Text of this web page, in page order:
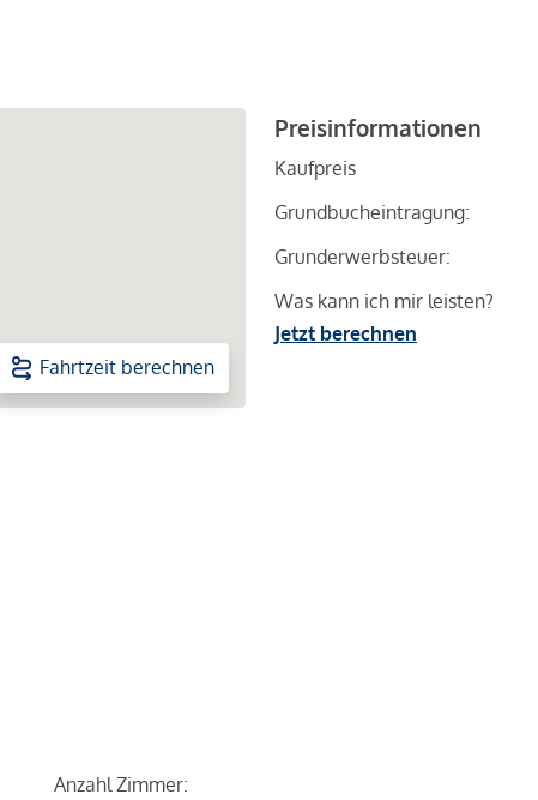
Fahrtzeit berechnen
Preisinformationen
Kaufpreis
Grundbucheintragung:
Grunderwerbsteuer:
Was kann ich mir leisten?
Jetzt berechnen
Anzahl Zimmer: